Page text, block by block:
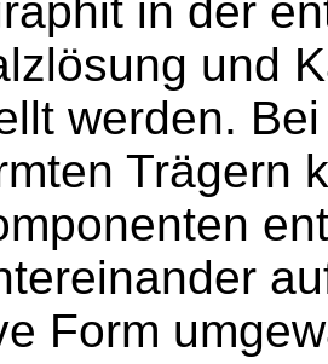
in der
und
werden.
Trägern
Form